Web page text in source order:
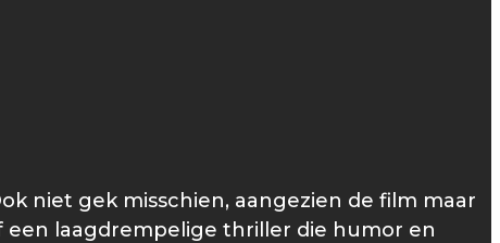
niet gek misschien, aangezien de film maar
laagdrempelige thriller die humor en